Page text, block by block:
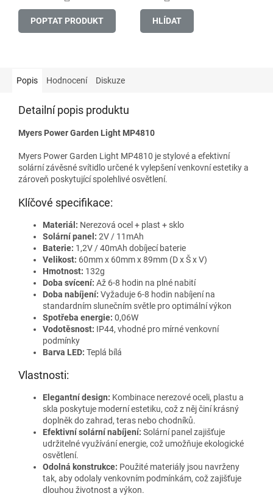
POPTAT PRODUKT HLÍDAT
Popis Hodnocení Diskuze
Detailní popis produktu
Myers Power Garden Light MP4810
Myers Power Garden Light MP4810 je stylové a efektivní
solární závěsné svítidlo určené k vylepšení venkovní estetiky a
zároveň poskytující spolehlivé osvětlení.
Klíčové specifikace:
Materiál: Nerezová ocel + plast + sklo
Solární panel: 2V / 11mAh
Baterie: 1,2V / 40mAh dobíjecí baterie
Velikost: 60mm x 60mm x 89mm (D x Š x V)
Hmotnost: 132g
Doba svícení: Až 6-8 hodin na plné nabití
Doba nabíjení: Vyžaduje 6-8 hodin nabíjení na
standardním slunečním světle pro optimální výkon
Spotřeba energie: 0,06W
Vodotěsnost: IP44, vhodné pro mírné venkovní
podmínky
Barva LED: Teplá bílá
Vlastnosti:
Elegantní design: Kombinace nerezové oceli, plastu a
skla poskytuje moderní estetiku, což z něj činí krásný
doplněk do zahrad, teras nebo chodníků.
Efektivní solární nabíjení: Solární panel zajišťuje
udržitelné využívání energie, což umožňuje ekologické
osvětlení.
Odolná konstrukce: Použité materiály jsou navrženy
tak, aby odolaly venkovním podmínkám, což zajišťuje
dlouhou životnost a výkon.